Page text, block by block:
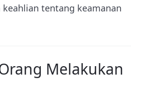
tentang keamanan
Melakukan